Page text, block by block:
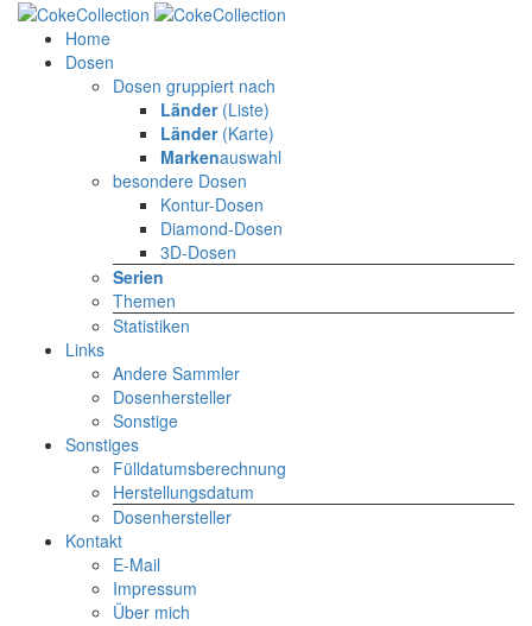
Home
Dosen
Dosen gruppiert nach
Länder(Liste)
Länder(Karte)
Markenauswahl
besondere Dosen
Kontur-Dosen
Diamond-Dosen
3D-Dosen
Serien
Themen
Statistiken
Links
Andere Sammler
Dosenhersteller
Sonstige
Sonstiges
Fülldatumsberechnung
Herstellungsdatum
Dosenhersteller
Kontakt
E-Mail
Impressum
Über mich